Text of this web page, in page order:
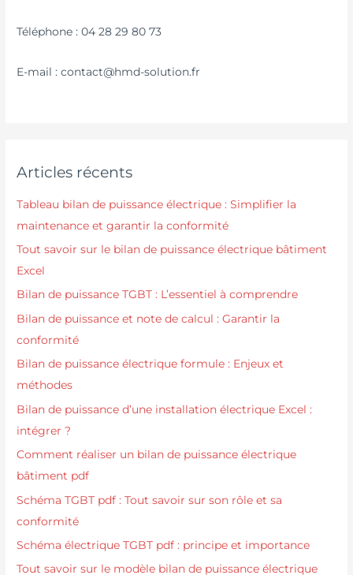
Téléphone : 04 28 29 80 73
E-mail : contact@hmd-solution.fr
Articles récents
Tableau bilan de puissance électrique : Simplifier la
maintenance et garantir la conformité
Tout savoir sur le bilan de puissance électrique bâtiment
Excel
Bilan de puissance TGBT : L’essentiel à comprendre
Bilan de puissance et note de calcul : Garantir la
conformité
Bilan de puissance électrique formule : Enjeux et
méthodes
Bilan de puissance d’une installation électrique Excel :
intégrer ?
Comment réaliser un bilan de puissance électrique
bâtiment pdf
Schéma TGBT pdf : Tout savoir sur son rôle et sa
conformité
Schéma électrique TGBT pdf : principe et importance
Tout savoir sur le modèle bilan de puissance électrique